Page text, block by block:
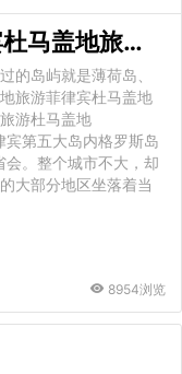
菲律宾杜马盖地旅游 菲律宾杜马盖地旅游季节
的岛屿就是薄荷岛、
旅游菲律宾杜马盖地
游杜马盖地
宾第五大岛内格罗斯岛
会。整个城市不大，却
大部分地区坐落着当
8954浏览